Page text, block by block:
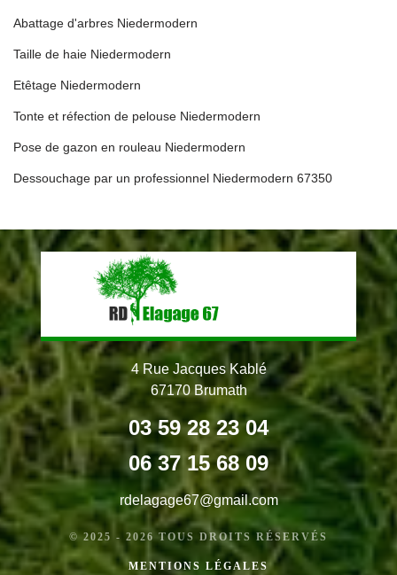
Abattage d'arbres Niedermodern
Taille de haie Niedermodern
Etêtage Niedermodern
Tonte et réfection de pelouse Niedermodern
Pose de gazon en rouleau Niedermodern
Dessouchage par un professionnel Niedermodern 67350
4 Rue Jacques Kablé
67170 Brumath
03 59 28 23 04
06 37 15 68 09
rdelagage67@gmail.com
© 2025 - 2026 TOUS DROITS RÉSERVÉS
MENTIONS LÉGALES